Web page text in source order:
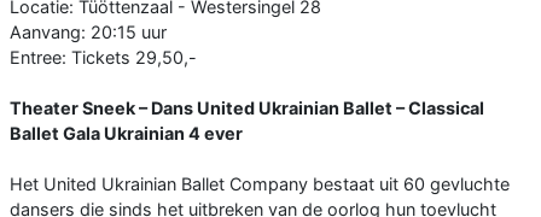
Locatie: Tüöttenzaal - Westersingel 28
Aanvang: 20:15 uur
Entree: Tickets 29,50,-
Theater Sneek – Dans United Ukrainian Ballet – Classical
Ballet Gala Ukrainian 4 ever
Het United Ukrainian Ballet Company bestaat uit 60 gevluchte
dansers die sinds het uitbreken van de oorlog hun toevlucht